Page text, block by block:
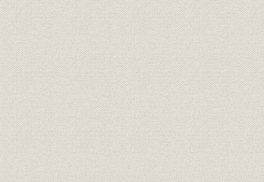
海外事業;財務・業績
国際業務収益の推移 1981年9月
期の業績(本部、海外店合計) (1)
収支実績
1981年(
海外事業;財務・業績
国際業務収益の推移 1981年9月
期の業績(本部、海外店合計) (2)
店別収支(税引前経常損益)
1981年(昭
海外事業;シェア
国際業務収益の推移 1981年9月
期の業績(本部、海外店合計) (3)
4社中に占めるシェア
1981年(昭